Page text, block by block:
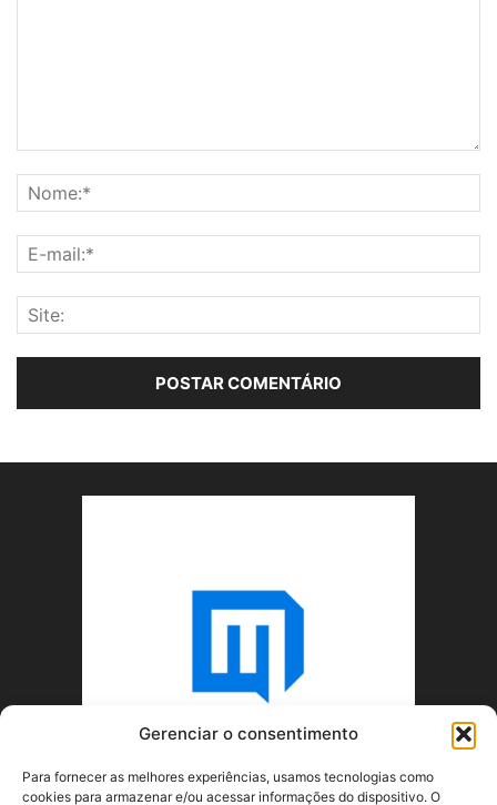
Gerenciar o consentimento
Para fornecer as melhores experiências, usamos tecnologias como
cookies para armazenar e/ou acessar informações do dispositivo. O